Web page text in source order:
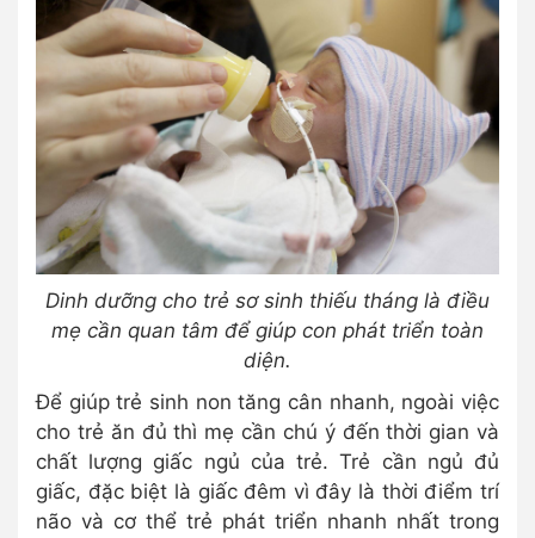
Dinh dưỡng cho trẻ sơ sinh thiếu tháng là điều
mẹ cần quan tâm để giúp con phát triển toàn
diện.
Để giúp trẻ sinh non tăng cân nhanh, ngoài việc
cho trẻ ăn đủ thì mẹ cần chú ý đến thời gian và
chất lượng giấc ngủ của trẻ. Trẻ cần ngủ đủ
giấc, đặc biệt là giấc đêm vì đây là thời điểm trí
não và cơ thể trẻ phát triển nhanh nhất trong